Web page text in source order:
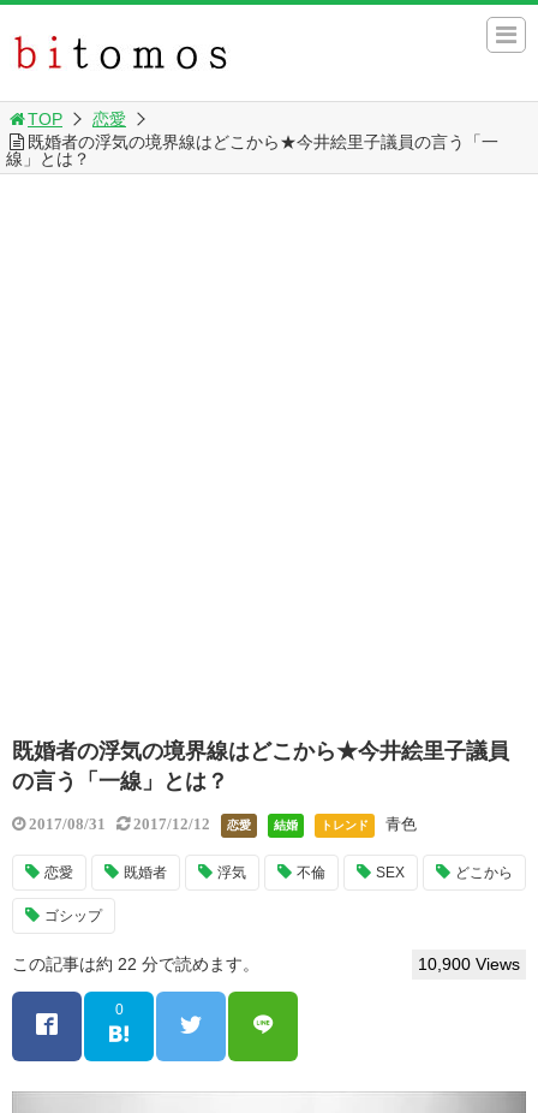
TOP
恋愛
既婚者の浮気の境界線はどこから★今井絵里子議員の言う「一
線」とは？
既婚者の浮気の境界線はどこから★今井絵里子議員
の言う「一線」とは？
2017/08/31 2017/12/12 恋愛 結婚 トレンド 青色
恋愛 既婚者 浮気 不倫 SEX どこから
ゴシップ
この記事は約 22 分で読めます。 10,900 Views
0